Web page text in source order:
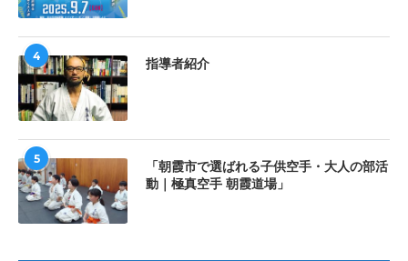
4
指導者紹介
5
「朝霞市で選ばれる子供空手・大人の部活
動｜極真空手 朝霞道場」